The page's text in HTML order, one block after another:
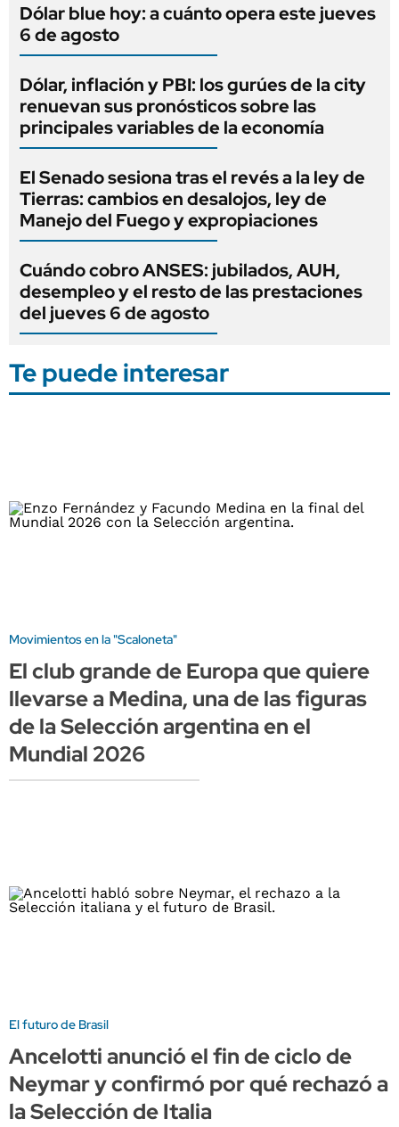
Dólar blue hoy: a cuánto opera este jueves
6 de agosto
Dólar, inflación y PBI: los gurúes de la city
renuevan sus pronósticos sobre las
principales variables de la economía
El Senado sesiona tras el revés a la ley de
Tierras: cambios en desalojos, ley de
Manejo del Fuego y expropiaciones
Cuándo cobro ANSES: jubilados, AUH,
desempleo y el resto de las prestaciones
del jueves 6 de agosto
Te puede interesar
Movimientos en la "Scaloneta"
El club grande de Europa que quiere
llevarse a Medina, una de las figuras
de la Selección argentina en el
Mundial 2026
El futuro de Brasil
Ancelotti anunció el fin de ciclo de
Neymar y confirmó por qué rechazó a
la Selección de Italia